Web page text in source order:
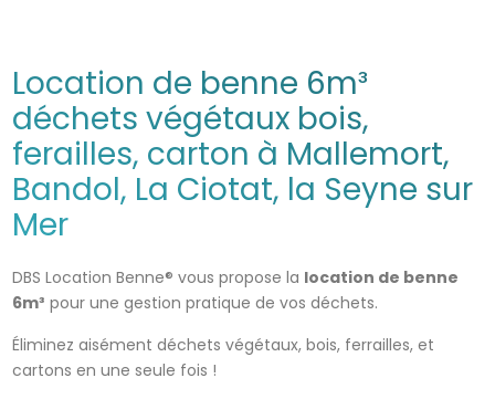
Location de benne 6m³
déchets végétaux bois,
ferailles, carton à Mallemort,
Bandol, La Ciotat, la Seyne sur
Mer
DBS Location Benne® vous propose la location de benne
6m³ pour une gestion pratique de vos déchets.
Éliminez aisément déchets végétaux, bois, ferrailles, et
cartons en une seule fois !